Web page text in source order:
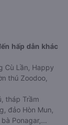
hấp dẫn khác
Cù Lần, Happy
thú Zoodoo,
tháp Trầm
đảo Hòn Mun,
Ponagar,...